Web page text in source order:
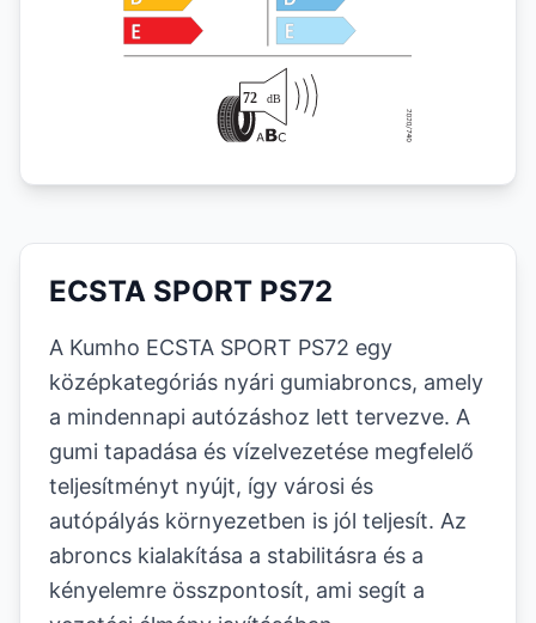
ECSTA SPORT PS72
A Kumho ECSTA SPORT PS72 egy
középkategóriás nyári gumiabroncs, amely
a mindennapi autózáshoz lett tervezve. A
gumi tapadása és vízelvezetése megfelelő
teljesítményt nyújt, így városi és
autópályás környezetben is jól teljesít. Az
abroncs kialakítása a stabilitásra és a
kényelemre összpontosít, ami segít a